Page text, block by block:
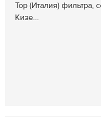
Top (Италия) фильтра,
Кизе...